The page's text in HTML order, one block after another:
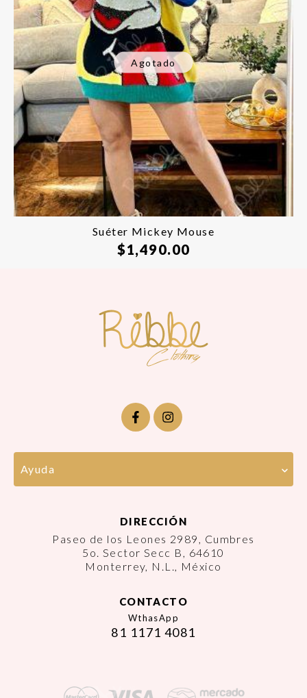
Agotado
Suéter Mickey Mouse
$1,490.00
Ayuda
DIRECCIÓN
Paseo de los Leones 2989, Cumbres
5o. Sector Secc B, 64610
Monterrey, N.L., México
CONTACTO
WthasApp
81 1171 4081